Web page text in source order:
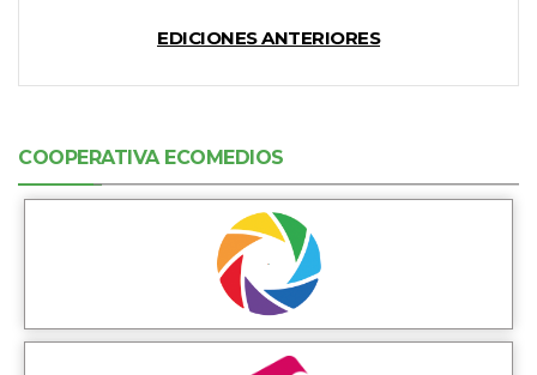
EDICIONES ANTERIORES
COOPERATIVA ECOMEDIOS